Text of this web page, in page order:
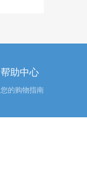
帮助中心
您的购物指南